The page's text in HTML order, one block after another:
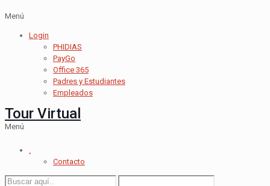
Menú
Login
PHIDIAS
PayGo
Office 365
Padres y Estudiantes
Empleados
Tour Virtual
Menú
.
Contacto